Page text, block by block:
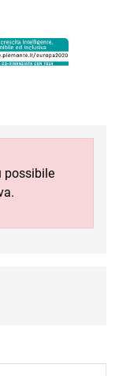
possibile